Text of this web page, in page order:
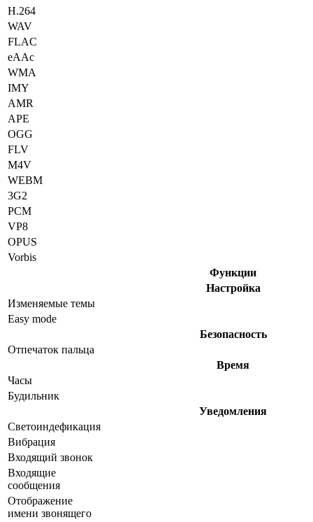
H.264
WAV
FLAC
eAAc
WMA
IMY
AMR
APE
OGG
FLV
M4V
WEBM
3G2
PCM
VP8
OPUS
Vorbis
Функции
Настройка
Изменяемые темы
Easy mode
Безопасность
Отпечаток пальца
Время
Часы
Будильник
Уведомления
Светоиндефикация
Вибрация
Входящий звонок
Входящие
сообщения
Отображение
имени звонящего